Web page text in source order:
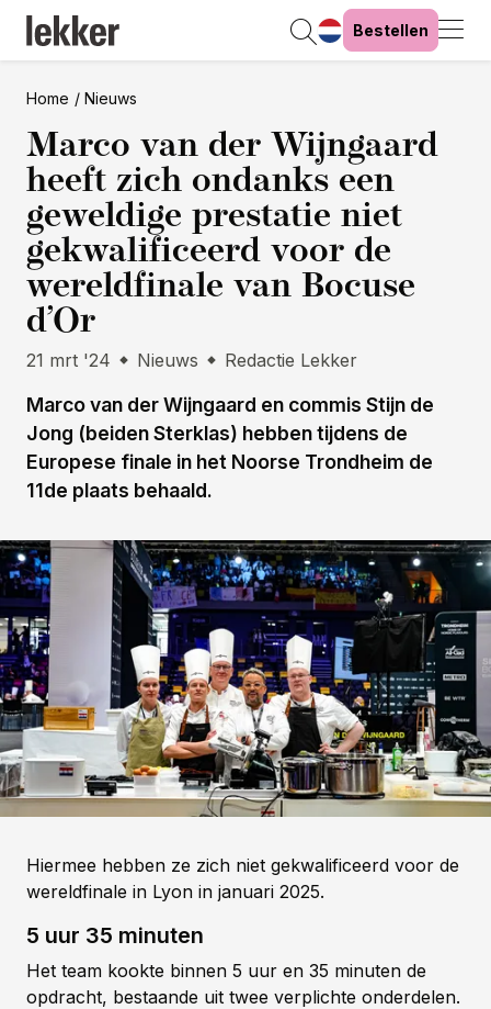
Bestellen
Home Nieuws
Marco van der Wijngaard
heeft zich ondanks een
geweldige prestatie niet
gekwalificeerd voor de
wereldfinale van Bocuse
d’Or
21 mrt '24 Nieuws Redactie Lekker
Marco van der Wijngaard en commis Stijn de
Jong (beiden Sterklas) hebben tijdens de
Europese finale in het Noorse Trondheim de
11de plaats behaald.
Hiermee hebben ze zich niet gekwalificeerd voor de
wereldfinale in Lyon in januari 2025.
5 uur 35 minuten
Het team kookte binnen 5 uur en 35 minuten de
opdracht, bestaande uit twee verplichte onderdelen.